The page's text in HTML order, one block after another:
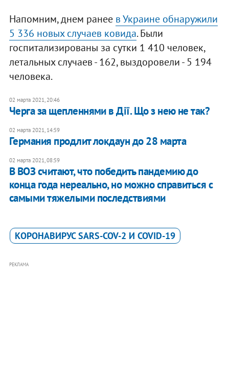
Напомним, днем ранее в Украине обнаружили
5 336 новых случаев ковида. Были
госпитализированы за сутки 1 410 человек,
летальных случаев - 162, выздоровели - 5 194
человека.
02 марта 2021, 20:46
Черга за щепленнями в Дії. Що з нею не так?
02 марта 2021, 14:59
Германия продлит локдаун до 28 марта
02 марта 2021, 08:59
В ВОЗ считают, что победить пандемию до
конца года нереально, но можно справиться с
самыми тяжелыми последствиями
КОРОНАВИРУС SARS-COV-2 И COVID-19
РЕКЛАМА